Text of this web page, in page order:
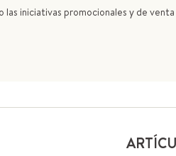
iniciativas promocionales y de venta